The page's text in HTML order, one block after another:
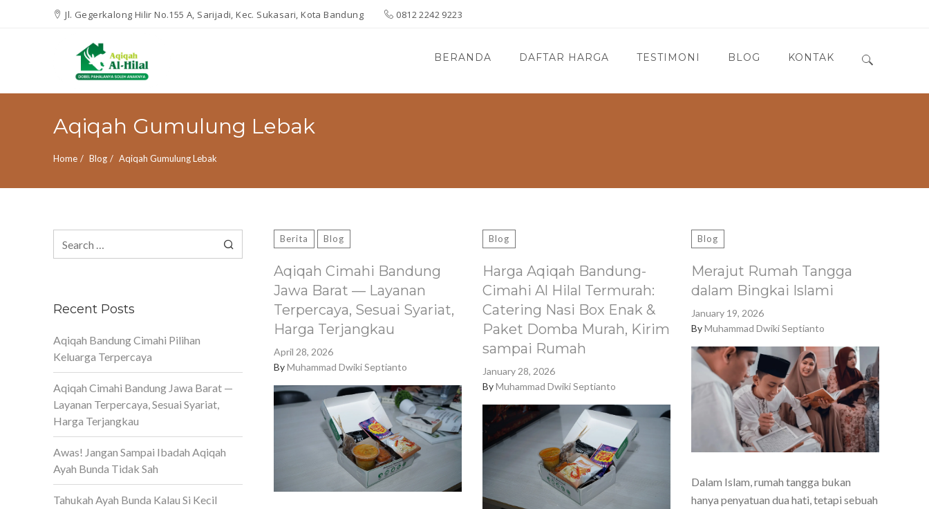
Jl. Gegerkalong Hilir No.155 A, Sarijadi, Kec. Sukasari, Kota Bandung 0812 2242 9223
BERANDA DAFTAR HARGA TESTIMONI BLOG KONTAK
Aqiqah Gumulung Lebak
Home Blog Aqiqah Gumulung Lebak
Berita Blog
Aqiqah Cimahi Bandung
Jawa Barat — Layanan
Terpercaya, Sesuai Syariat,
Harga Terjangkau
April 28, 2026
ByMuhammad Dwiki Septianto
Blog
Harga Aqiqah Bandung-
Cimahi Al Hilal Termurah:
Catering Nasi Box Enak &
Paket Domba Murah, Kirim
sampai Rumah
January 28, 2026
ByMuhammad Dwiki Septianto
Blog
Merajut Rumah Tangga
dalam Bingkai Islami
January 19, 2026
ByMuhammad Dwiki Septianto
Dalam Islam, rumah tangga bukan
hanya penyatuan dua hati, tetapi sebuah
for:
Recent Posts
Aqiqah Bandung Cimahi Pilihan
Keluarga Terpercaya
Aqiqah Cimahi Bandung Jawa Barat —
Layanan Terpercaya, Sesuai Syariat,
Harga Terjangkau
Awas! Jangan Sampai Ibadah Aqiqah
Ayah Bunda Tidak Sah
Tahukah Ayah Bunda Kalau Si Kecil